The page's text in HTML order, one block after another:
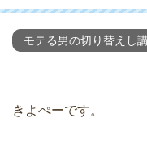
モテる男の切り替えし
きよぺーです。